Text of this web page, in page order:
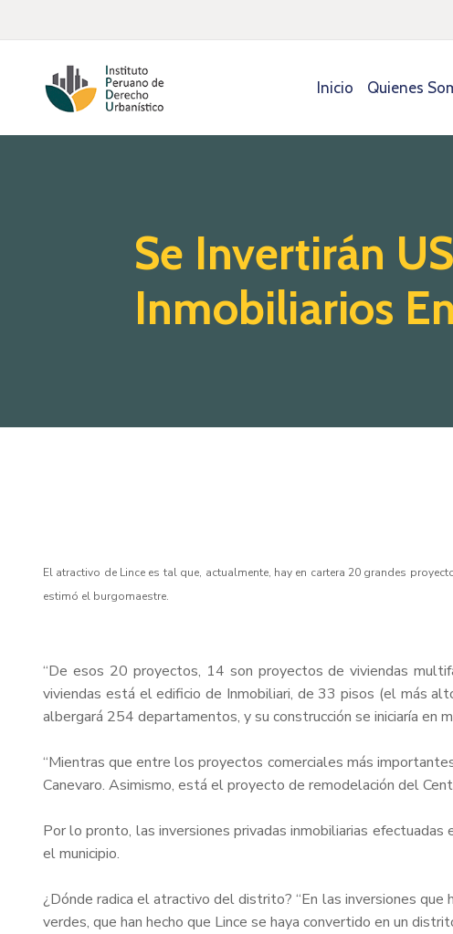
Inicio Quienes
Se Invertirán
Inmobiliarios
El atractivo de Lince es tal que, actualmente, hay en cartera 20 grandes
estimó el burgomaestre.
“De esos 20 proyectos, 14 son proyectos de viviendas
viviendas está el edificio de Inmobiliari, de 33 pisos (el más
albergará 254 departamentos, y su construcción se iniciaría en
“Mientras que entre los proyectos comerciales más
Canevaro. Asimismo, está el proyecto de remodelación del
Por lo pronto, las inversiones privadas inmobiliarias
el municipio.
¿Dónde radica el atractivo del distrito? “En las inversiones
verdes, que han hecho que Lince se haya convertido en un